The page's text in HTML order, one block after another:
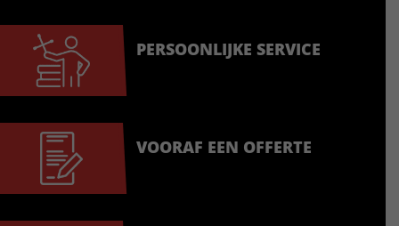
PERSOONLIJKE SERVICE
VOORAF EEN OFFERTE